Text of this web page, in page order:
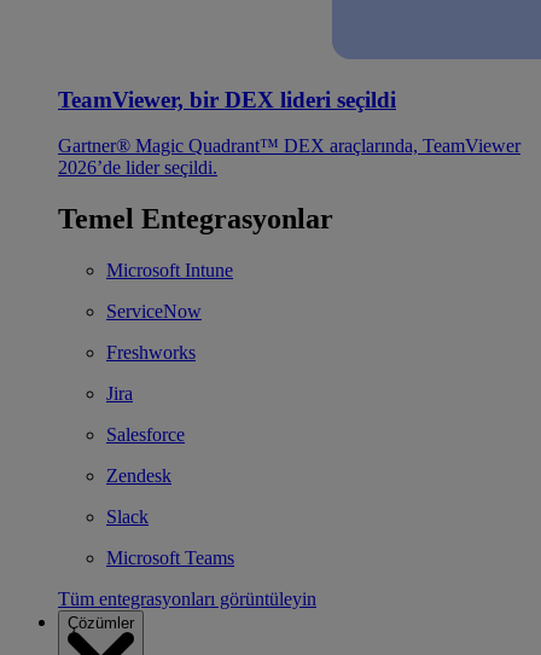
TeamViewer, bir DEX lideri seçildi
Gartner® Magic Quadrant™ DEX araçlarında, TeamViewer
2026’de lider seçildi.
Temel Entegrasyonlar
Microsoft Intune
ServiceNow
Freshworks
Jira
Salesforce
Zendesk
Slack
Microsoft Teams
Tüm entegrasyonları görüntüleyin
Çözümler